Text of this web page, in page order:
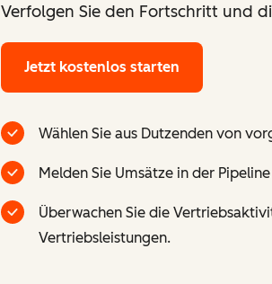
Verfolgen Sie den Fortschritt und
Jetzt kostenlos starten
Wählen Sie aus Dutzenden von
Melden Sie Umsätze in der
Überwachen Sie die
Vertriebsleistungen.